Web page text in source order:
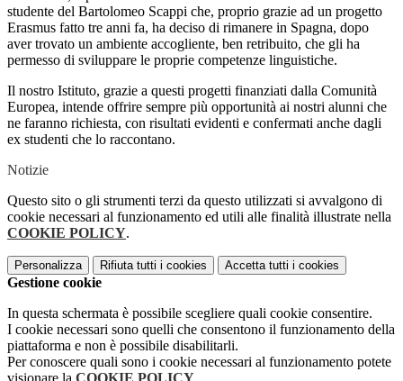
studente del Bartolomeo Scappi che, proprio grazie ad un progetto
Erasmus fatto tre anni fa, ha deciso di rimanere in Spagna, dopo
aver trovato un ambiente accogliente, ben retribuito, che gli ha
permesso di sviluppare le proprie competenze linguistiche.
Il nostro Istituto, grazie a questi progetti finanziati dalla Comunità
Europea, intende offrire sempre più opportunità ai nostri alunni che
ne faranno richiesta, con risultati evidenti e confermati anche dagli
ex studenti che lo raccontano.
Notizie
Questo sito o gli strumenti terzi da questo utilizzati si avvalgono di
cookie necessari al funzionamento ed utili alle finalità illustrate nella
COOKIE POLICY.
Personalizza Rifiuta tutti i cookies Accetta tutti i cookies
Gestione cookie
In questa schermata è possibile scegliere quali cookie consentire.
I cookie necessari sono quelli che consentono il funzionamento della
piattaforma e non è possibile disabilitarli.
Per conoscere quali sono i cookie necessari al funzionamento potete